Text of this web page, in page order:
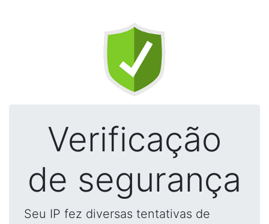
Verificação
de segurança
Seu IP fez diversas tentativas de